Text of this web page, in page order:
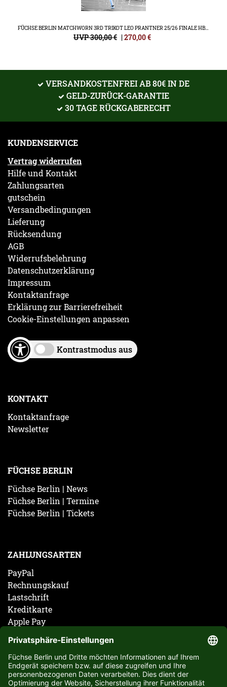
FÜCHSE BERLIN MATCHWORN 3RD TRIKOT LEO PRANTNER 25/26 FINALE HBL FINAL4
UVP 300,00 € |270,00€
VERSANDKOSTENFREI AB 80€ IN DE
GELD-ZURÜCK-GARANTIE
30 TAGE RÜCKGABERECHT
KUNDENSERVICE
Vertrag widerrufen
Hilfe und Kontakt
Zahlungsarten
gutschein
Versandbedingungen
Lieferung
Rücksendung
AGB
Widerrufsbelehrung
Datenschutzerklärung
Impressum
Kontaktanfrage
Erklärung zur Barrierefreiheit
Cookie-Einstellungen anpassen
Kontrastmodus aus
KONTAKT
Kontaktanfrage
Newsletter
FÜCHSE BERLIN
Füchse Berlin | News
Füchse Berlin | Termine
Füchse Berlin | Tickets
ZAHLUNGSARTEN
PayPal
Rechnungskauf
Lastschrift
Kreditkarte
Apple Pay
ABONNIERE JETZT DEN KOSTENLOSEN FÜCHSE
BERLIN NEWSLETTER UND VERPASSE KEINE